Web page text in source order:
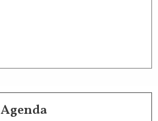
Agenda